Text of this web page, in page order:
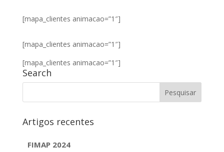
[mapa_clientes animacao=”1″]
[mapa_clientes animacao=”1″]
[mapa_clientes animacao=”1″]
Search
Artigos recentes
FIMAP 2024